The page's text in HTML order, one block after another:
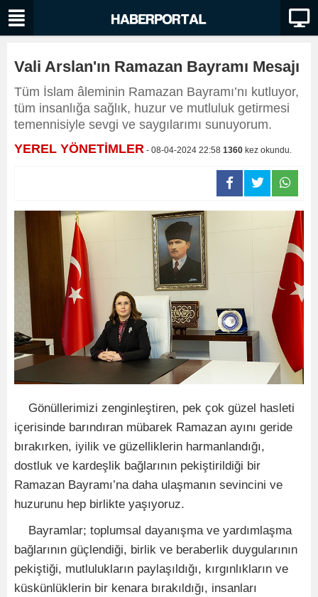
Vali Arslan'ın Ramazan Bayramı Mesajı
Tüm İslam âleminin Ramazan Bayramı’nı kutluyor,
tüm insanlığa sağlık, huzur ve mutluluk getirmesi
temennisiyle sevgi ve saygılarımı sunuyorum.
YEREL YÖNETİMLER - 08-04-2024 22:58 1360 kez okundu.
Gönüllerimizi zenginleştiren, pek çok güzel hasleti
içerisinde barındıran mübarek Ramazan ayını geride
bırakırken, iyilik ve güzelliklerin harmanlandığı,
dostluk ve kardeşlik bağlarının pekiştirildiği bir
Ramazan Bayramı’na daha ulaşmanın sevincini ve
huzurunu hep birlikte yaşıyoruz.
Bayramlar; toplumsal dayanışma ve yardımlaşma
bağlarının güçlendiği, birlik ve beraberlik duygularının
pekiştiği, mutlulukların paylaşıldığı, kırgınlıkların ve
küskünlüklerin bir kenara bırakıldığı, insanları